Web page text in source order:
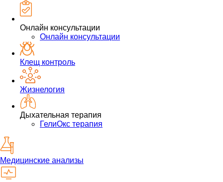
Онлайн консультации
Онлайн консультации
Клещ контроль
Жизнелогия
Дыхательная терапия
ГелиОкс терапия
Медицинские анализы